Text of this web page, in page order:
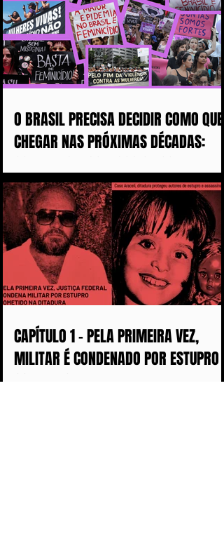
O BRASIL PRECISA DECIDIR COMO QUER
CHEGAR NAS PRÓXIMAS DÉCADAS:
MULHERES ASSASSINADAS
CAPÍTULO 1 - PELA PRIMEIRA VEZ,
MILITAR É CONDENADO POR ESTUPRO